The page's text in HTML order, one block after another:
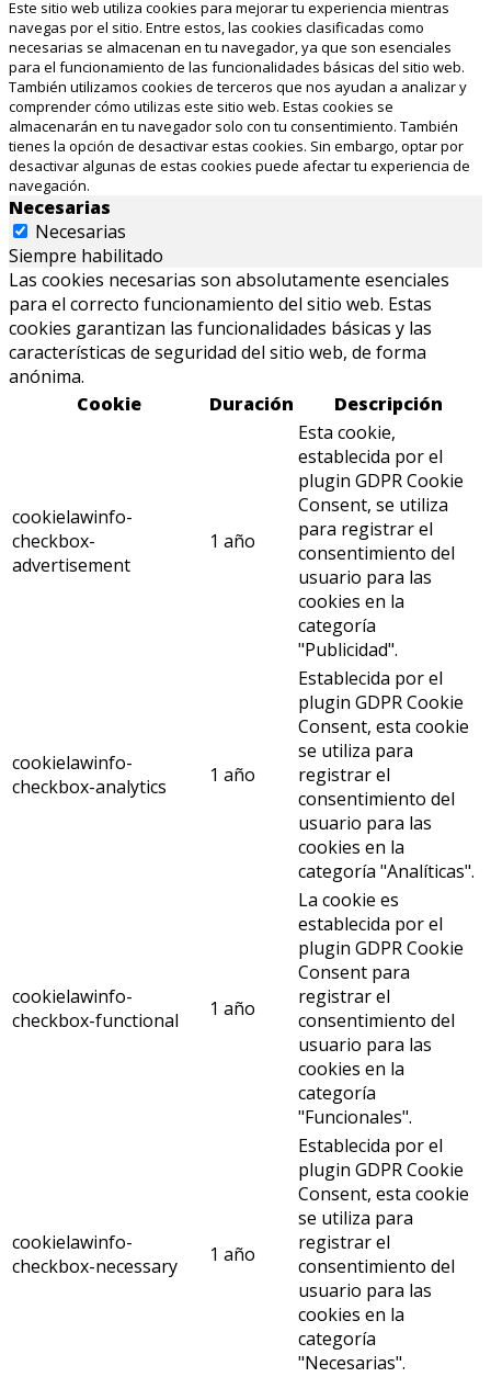
Este sitio web utiliza cookies para mejorar tu experiencia mientras
navegas por el sitio. Entre estos, las cookies clasificadas como
necesarias se almacenan en tu navegador, ya que son esenciales
para el funcionamiento de las funcionalidades básicas del sitio web.
También utilizamos cookies de terceros que nos ayudan a analizar y
comprender cómo utilizas este sitio web. Estas cookies se
almacenarán en tu navegador solo con tu consentimiento. También
tienes la opción de desactivar estas cookies. Sin embargo, optar por
desactivar algunas de estas cookies puede afectar tu experiencia de
navegación.
Necesarias
Necesarias
Siempre habilitado
Las cookies necesarias son absolutamente esenciales
para el correcto funcionamiento del sitio web. Estas
cookies garantizan las funcionalidades básicas y las
características de seguridad del sitio web, de forma
anónima.
Cookie
Duración Descripción
cookielawinfo-
checkbox-
advertisement
1 año
Esta cookie,
establecida por el
plugin GDPR Cookie
Consent, se utiliza
para registrar el
consentimiento del
usuario para las
cookies en la
categoría
"Publicidad".
cookielawinfo-
checkbox-analytics
1 año
Establecida por el
plugin GDPR Cookie
Consent, esta cookie
se utiliza para
registrar el
consentimiento del
usuario para las
cookies en la
categoría "Analíticas".
cookielawinfo-
checkbox-functional
1 año
La cookie es
establecida por el
plugin GDPR Cookie
Consent para
registrar el
consentimiento del
usuario para las
cookies en la
categoría
"Funcionales".
cookielawinfo-
checkbox-necessary
1 año
Establecida por el
plugin GDPR Cookie
Consent, esta cookie
se utiliza para
registrar el
consentimiento del
usuario para las
cookies en la
categoría
"Necesarias".